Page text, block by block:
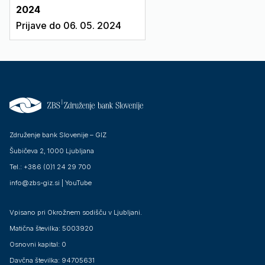
2024
Prijave do 06. 05. 2024
Združenje bank Slovenije – GIZ
Šubičeva 2, 1000 Ljubljana
Tel.: +386 (0)1 24 29 700
info@zbs-giz.si
YouTube
Vpisano pri Okrožnem sodišču v Ljubljani.
Matična številka: 5003920
Osnovni kapital: 0
Davčna številka: 94705631